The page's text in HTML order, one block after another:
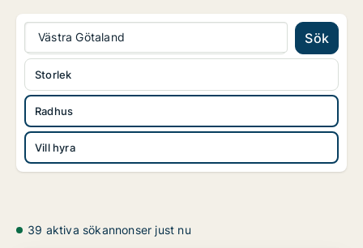
Västra Götaland Sök
Radhus
Vill hyra
Storlek
39 aktiva sökannonser just nu